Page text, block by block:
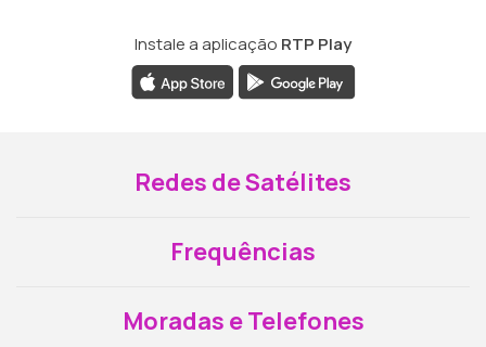
Instale a aplicação RTP Play
Redes de Satélites
Frequências
Moradas e Telefones